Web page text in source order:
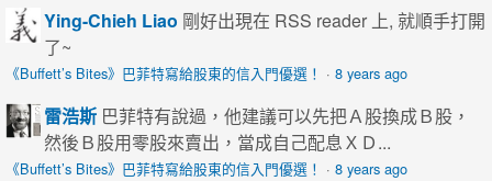
Ying-Chieh Liao 剛好出現在 RSS reader 上, 就順手打開
了~
《Buffett’s Bites》巴菲特寫給股東的信入門優選！ · 8 years ago
雷浩斯 巴菲特有說過，他建議可以先把Ａ股換成Ｂ股，
然後Ｂ股用零股來賣出，當成自己配息ＸＤ...
《Buffett’s Bites》巴菲特寫給股東的信入門優選！ · 8 years ago